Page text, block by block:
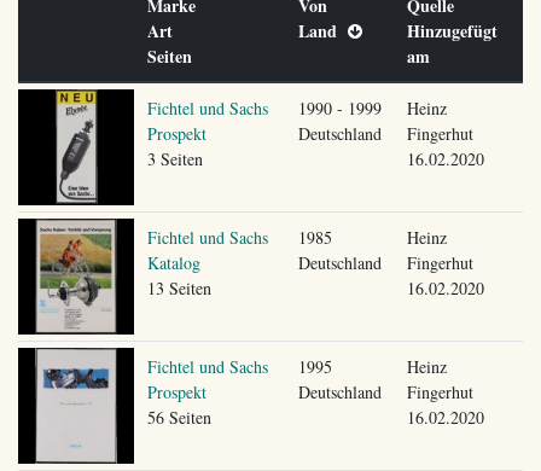
Art
Seiten
Land
Hinzugefügt
am
Fichtel und Sachs
Prospekt
3 Seiten
1990 - 1999
Deutschland
Heinz
Fingerhut
16.02.2020
Fichtel und Sachs
Katalog
13 Seiten
1985
Deutschland
Heinz
Fingerhut
16.02.2020
Fichtel und Sachs
Prospekt
56 Seiten
1995
Deutschland
Heinz
Fingerhut
16.02.2020